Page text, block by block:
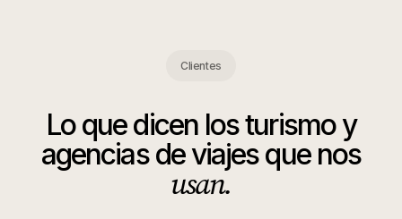
Clientes
Lo que dicen losturismo y
agencias de viajesque nos
usan.